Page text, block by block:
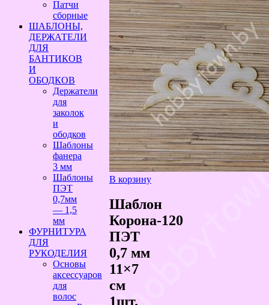
В корзину
Шаблон
Корона-120
ПЭТ
0,7 мм
11×7
см
1шт.
Патчи
сборные
ШАБЛОНЫ,
ДЕРЖАТЕЛИ
ДЛЯ
БАНТИКОВ
И
ОБОДКОВ
Держатели
для
заколок
и
ободков
Шаблоны
фанера
3 мм
Шаблоны
ПЭТ
0,7мм
— 1,5
мм
ФУРНИТУРА
ДЛЯ
РУКОДЕЛИЯ
Основы
аксессуаров
для
волос